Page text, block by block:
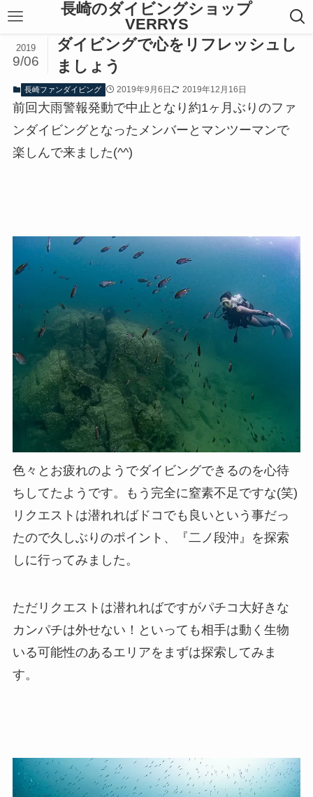
長崎のダイビングショップ
VERRYS
ダイビングで心をリフレッシュし
ましょう
2019
9/06
長崎ファンダイビング 2019年9月6日 2019年12月16日
前回大雨警報発動で中止となり約1ヶ月ぶりのファ
ンダイビングとなったメンバーとマンツーマンで
楽しんで来ました(^^)
色々とお疲れのようでダイビングできるのを心待
ちしてたようです。もう完全に窒素不足ですな(笑)
リクエストは潜れればドコでも良いという事だっ
たので久しぶりのポイント、『二ノ段沖』を探索
しに行ってみました。
ただリクエストは潜れればですがパチコ大好きな
カンパチは外せない！といっても相手は動く生物
いる可能性のあるエリアをまずは探索してみま
す。